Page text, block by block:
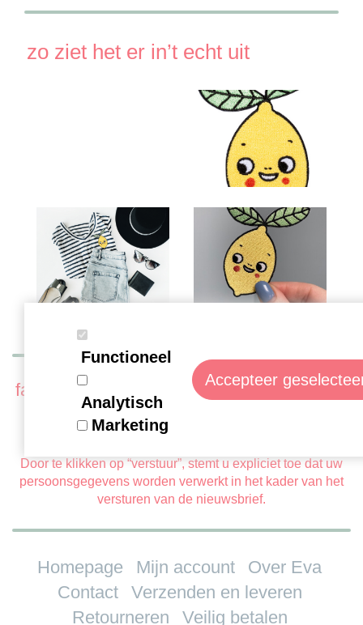
zo ziet het er in’t echt uit
fan? of wil je niets missen? schrijf je hier in
op onze nieuwsbrief:
Door te klikken op “verstuur”, stemt u expliciet toe dat uw
persoonsgegevens worden verwerkt in het kader van het
versturen van de nieuwsbrief.
Homepage Mijn account
Over Eva
Contact
Verzenden en leveren
Retourneren
Veilig betalen
Functioneel
Analytisch
Marketing
Accepteer